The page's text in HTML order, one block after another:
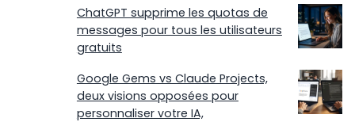
ChatGPT supprime les quotas de
messages pour tous les utilisateurs
gratuits
Google Gems vs Claude Projects,
deux visions opposées pour
personnaliser votre IA,